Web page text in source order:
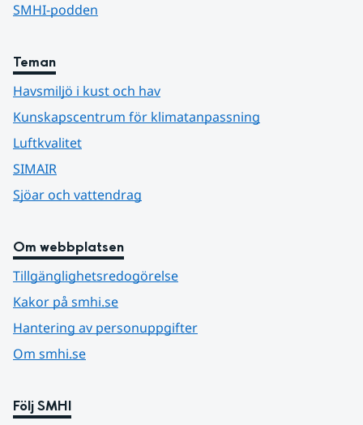
SMHI-podden
Teman
Havsmiljö i kust och hav
Kunskapscentrum för klimatanpassning
Luftkvalitet
SIMAIR
Sjöar och vattendrag
Om webbplatsen
Tillgänglighetsredogörelse
Kakor på smhi.se
Hantering av personuppgifter
Om smhi.se
Följ SMHI